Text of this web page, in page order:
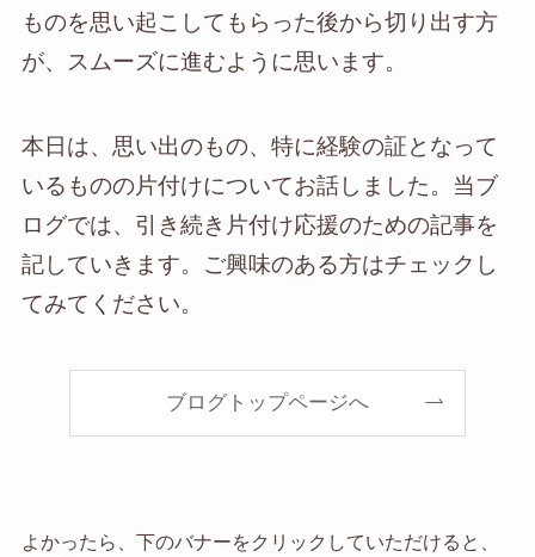
ものを思い起こしてもらった後から切り出す方
が、スムーズに進むように思います。
本日は、思い出のもの、特に経験の証となって
いるものの片付けについてお話しました。当ブ
ログでは、引き続き片付け応援のための記事を
記していきます。ご興味のある方はチェックし
てみてください。
ブログトップページへ
よかったら、下のバナーをクリックしていただけると、